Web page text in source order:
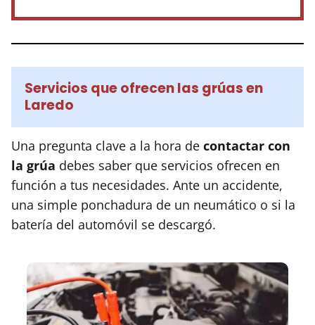
Servicios que ofrecen las grúas en
Laredo
Una pregunta clave a la hora de contactar con
la grúa debes saber que servicios ofrecen en
función a tus necesidades. Ante un accidente,
una simple ponchadura de un neumático o si la
batería del automóvil se descargó.